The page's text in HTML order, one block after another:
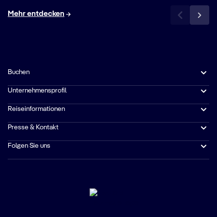
Mehr entdecken
Buchen
Unternehmensprofil
Reiseinformationen
Presse & Kontakt
Folgen Sie uns